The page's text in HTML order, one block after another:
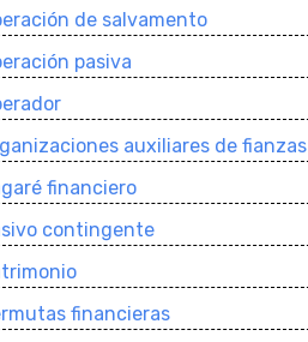
de salvamento
pasiva
auxiliares de fianzas
financiero
contingente
financieras